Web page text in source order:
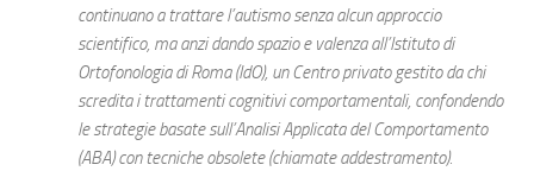
continuano a trattare l’autismo senza alcun approccio
scientifico, ma anzi dando spazio e valenza all’Istituto di
Ortofonologia di Roma (IdO), un Centro privato gestito da chi
scredita i trattamenti cognitivi comportamentali, confondendo
le strategie basate sull’Analisi Applicata del Comportamento
(ABA) con tecniche obsolete (chiamate addestramento).